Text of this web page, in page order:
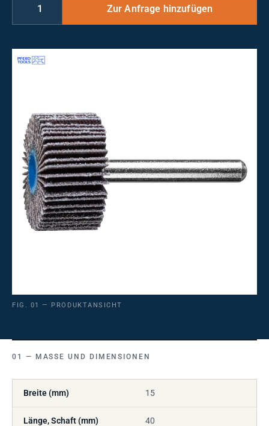
FIG. 01 — PRODUKTANSICHT
MASSE UND DIMENSIONEN
Breite (mm) 15
Länge, Schaft (mm) 40